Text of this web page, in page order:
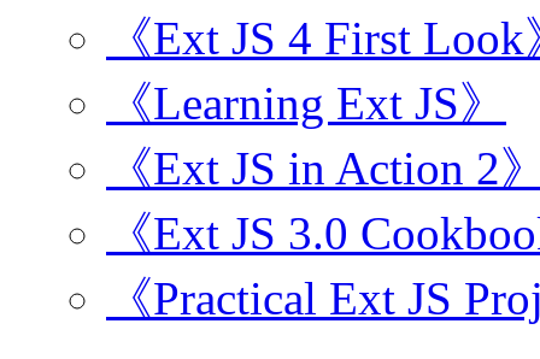
《Ext JS 4 First Look
《Learning Ext JS》
《Ext JS in Action 2
《Ext JS 3.0
《Practical Ext JS